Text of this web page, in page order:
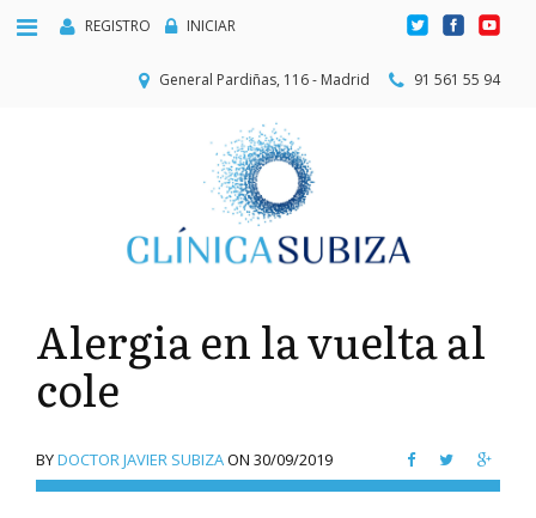
REGISTRO INICIAR
General Pardiñas, 116 - Madrid 91 561 55 94
Alergia en la vuelta al
cole
BYDOCTOR JAVIER SUBIZAON 30/09/2019